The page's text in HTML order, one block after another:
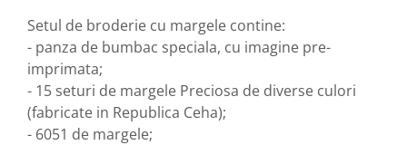
Setul de broderie cu margele contine:
- panza de bumbac speciala, cu imagine pre-
imprimata;
- 15 seturi de margele Preciosa de diverse culori
(fabricate in Republica Ceha);
- 6051 de margele;